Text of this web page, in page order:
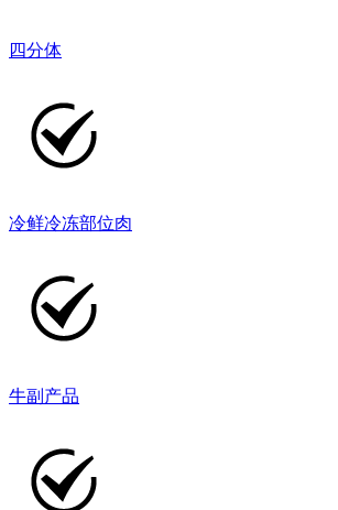
四分体
冷鲜冷冻部位肉
牛副产品